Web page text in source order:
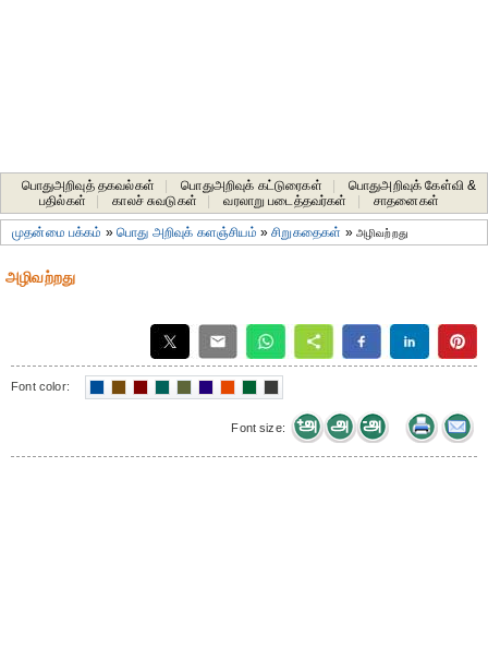
பொதுஅறிவுத் தகவல்கள் பொதுஅறிவுக் கட்டுரைகள்
பொதுஅறிவுக் கேள்வி &
பதில்கள்
காலச் சுவடுகள் வரலாறு படைத்தவர்கள் சாதனைகள்‎
முதன்மை பக்கம் »பொது அறிவுக் களஞ்சியம் »சிறுகதைகள் » அழிவற்றது
அழிவற்றது
Font color:
Font size: